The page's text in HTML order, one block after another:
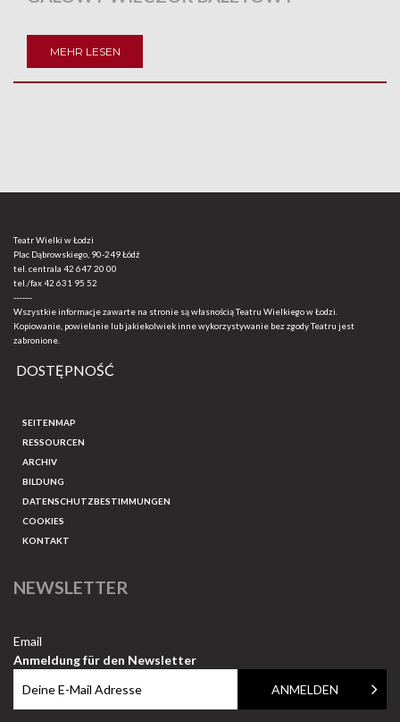
MEHR LESEN
Teatr Wielki w Łodzi
Plac Dąbrowskiego, 90-249 Łódź
tel. centrala 42 647 20 00
tel./fax42 631 95 52
-------
Wszystkie informacje zawarte na stronie są własnością Teatru Wielkiego w Łodzi.
Kopiowanie, powielanie lub jakiekolwiek inne wykorzystywanie bez zgody Teatru jest
zabronione.
DOSTĘPNOŚĆ
SEITENMAP
RESSOURCEN
ARCHIV
BILDUNG
DATENSCHUTZBESTIMMUNGEN
COOKIES
KONTAKT
NEWSLETTER
Email
Anmeldung für den Newsletter